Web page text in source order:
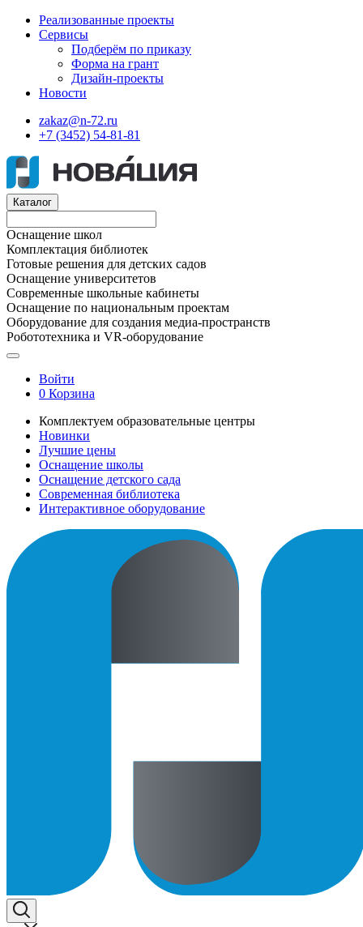
Реализованные проекты
Сервисы
Подберём по приказу
Форма на грант
Дизайн-проекты
Новости
zakaz@n-72.ru
+7 (3452) 54-81-81
Каталог
Оснащение школ
Комплектация библиотек
Готовые решения для детских садов
Оснащение университетов
Современные школьные кабинеты
Оснащение по национальным проектам
Оборудование для создания медиа-пространств
Робототехника и VR-оборудование
Войти
0 Корзина
Комплектуем образовательные центры
Новинки
Лучшие цены
Оснащение школы
Оснащение детского сада
Современная библиотека
Интерактивное оборудование